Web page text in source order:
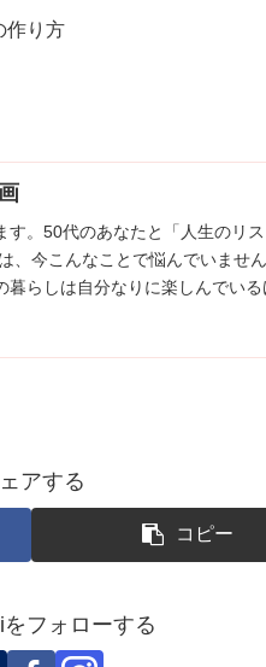
り方
画
。ㅤ50代のあなたと「人生のリ
、今こんなことで悩んでいませ
暮らしは自分なりに楽しんで
アする
コピー
フォローする